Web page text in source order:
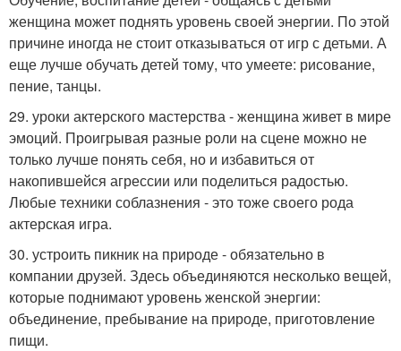
женщина может поднять уровень своей энергии. По этой
причине иногда не стоит отказываться от игр с детьми. А
еще лучше обучать детей тому, что умеете: рисование,
пение, танцы.
29. уроки актерского мастерства - женщина живет в мире
эмоций. Проигрывая разные роли на сцене можно не
только лучше понять себя, но и избавиться от
накопившейся агрессии или поделиться радостью.
Любые техники соблазнения - это тоже своего рода
актерская игра.
30. устроить пикник на природе - обязательно в
компании друзей. Здесь объединяются несколько вещей,
которые поднимают уровень женской энергии:
объединение, пребывание на природе, приготовление
пищи.